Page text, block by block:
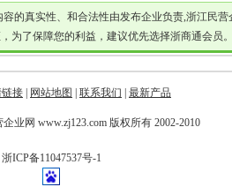
的真实性、和合法性由发布企业负责,浙江民营
为了保障您的利益，建议优先选择浙商通会员。
接 网站地图 联系我们 最新产品
业网 www.zj123.com 版权所有 2002-2010
浙ICP备11047537号-1